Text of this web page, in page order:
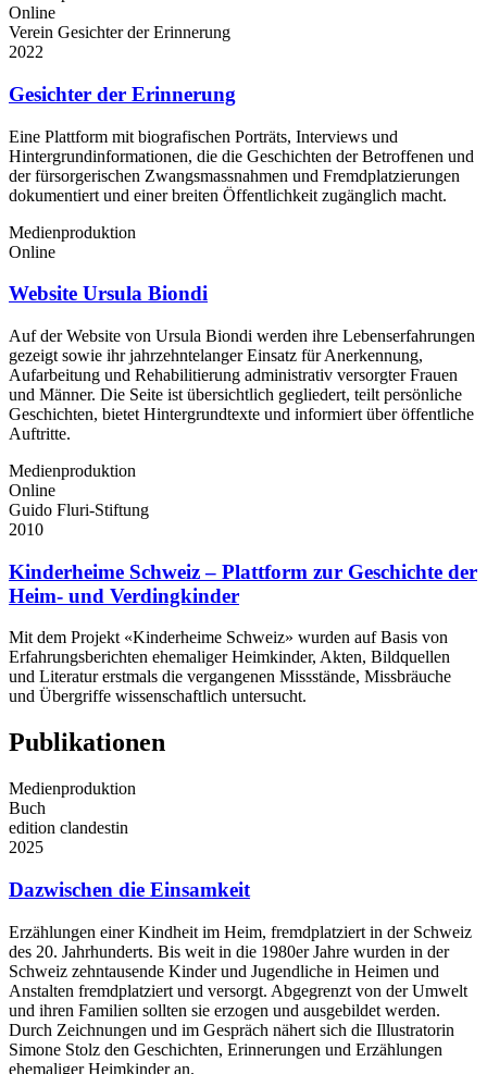
Online
Verein Gesichter der Erinnerung
2022
Gesichter der Erinnerung
Eine Plattform mit biografischen Porträts, Interviews und
Hintergrundinformationen, die die Geschichten der Betroffenen und
der fürsorgerischen Zwangsmassnahmen und Fremdplatzierungen
dokumentiert und einer breiten Öffentlichkeit zugänglich macht.
Medienproduktion
Online
Website Ursula Biondi
Auf der Website von Ursula Biondi werden ihre Lebenserfahrungen
gezeigt sowie ihr jahrzehntelanger Einsatz für Anerkennung,
Aufarbeitung und Rehabilitierung administrativ versorgter Frauen
und Männer. Die Seite ist übersichtlich gegliedert, teilt persönliche
Geschichten, bietet Hintergrundtexte und informiert über öffentliche
Auftritte.
Medienproduktion
Online
Guido Fluri-Stiftung
2010
Kinderheime Schweiz – Plattform zur Geschichte der
Heim- und Verdingkinder
Mit dem Projekt «Kinderheime Schweiz» wurden auf Basis von
Erfahrungsberichten ehemaliger Heimkinder, Akten, Bildquellen
und Literatur erstmals die vergangenen Missstände, Missbräuche
und Übergriffe wissenschaftlich untersucht.
Publikationen
Medienproduktion
Buch
edition clandestin
2025
Dazwischen die Einsamkeit
Erzählungen einer Kindheit im Heim, fremdplatziert in der Schweiz
des 20. Jahrhunderts. Bis weit in die 1980er Jahre wurden in der
Schweiz zehntausende Kinder und Jugendliche in Heimen und
Anstalten fremdplatziert und versorgt. Abgegrenzt von der Umwelt
und ihren Familien sollten sie erzogen und ausgebildet werden.
Durch Zeichnungen und im Gespräch nähert sich die Illustratorin
Simone Stolz den Geschichten, Erinnerungen und Erzählungen
ehemaliger Heimkinder an.